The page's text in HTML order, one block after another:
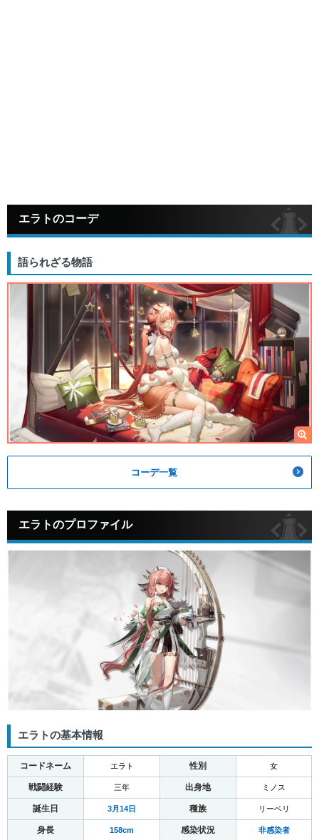
エラトのコーデ
語られざる物語
コーデ一覧
エラトのプロファイル
エラトの基本情報
コードネーム エラト 性別 女
戦闘経験 三年 出身地 ミノス
誕生日 3月14日 種族 リーベリ
身長 158cm 感染状況 非感染者